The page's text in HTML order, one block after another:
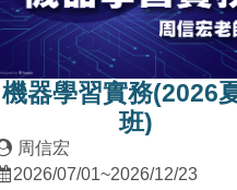
機器學習實務(2026
班)
周信宏
2026/07/01~2026/12/23